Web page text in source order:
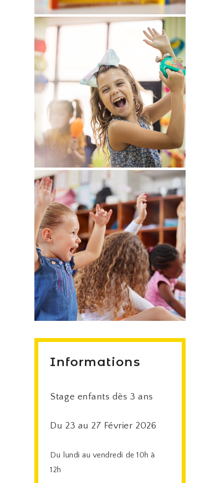
Informations
Stage enfants dès 3 ans
Du 23 au 27 Février 2026
Du lundi au vendredi de 10h à
12h